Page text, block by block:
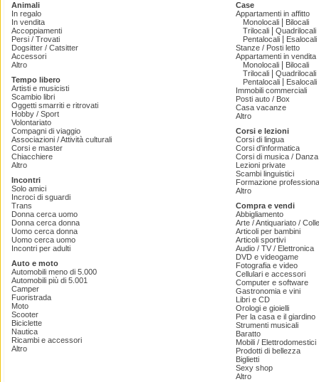
Animali
In regalo
In vendita
Accoppiamenti
Persi / Trovati
Dogsitter / Catsitter
Accessori
Altro
Tempo libero
Artisti e musicisti
Scambio libri
Oggetti smarriti e ritrovati
Hobby / Sport
Volontariato
Compagni di viaggio
Associazioni / Attività culturali
Corsi e master
Chiacchiere
Altro
Incontri
Solo amici
Incroci di sguardi
Trans
Donna cerca uomo
Donna cerca donna
Uomo cerca donna
Uomo cerca uomo
Incontri per adulti
Auto e moto
Automobili meno di 5.000
Automobili più di 5.001
Camper
Fuoristrada
Moto
Scooter
Biciclette
Nautica
Ricambi e accessori
Altro
Case
Appartamenti in affitto
Monolocali
Bilocali
Trilocali
Quadrilocali
Pentalocali
Esalocali
Stanze / Posti letto
Appartamenti in vendita
Monolocali
Bilocali
Trilocali
Quadrilocali
Pentalocali
Esalocali
Immobili commerciali
Posti auto / Box
Casa vacanze
Altro
Corsi e lezioni
Corsi di lingua
Corsi d'informatica
Corsi di musica /
Lezioni private
Scambi linguistici
Formazione
Altro
Compra e vendi
Abbigliamento
Arte / Antiquariato /
Articoli per bambini
Articoli sportivi
Audio / TV / Elettronica
DVD e videogame
Fotografia e video
Cellulari e accessori
Computer e software
Gastronomia e vini
Libri e CD
Orologi e gioielli
Per la casa e il giardino
Strumenti musicali
Baratto
Mobili / Elettrodomestici
Prodotti di bellezza
Biglietti
Sexy shop
Altro